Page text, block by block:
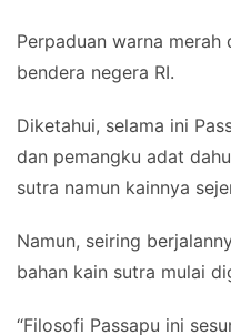
Perpaduan warna
bendera negera RI.
Diketahui, selama ini
dan pemangku adat
sutra namun kainnya
Namun, seiring
bahan kain sutra mulai
“Filosofi Passapu ini